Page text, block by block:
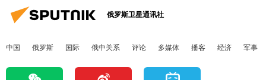
俄罗斯卫星通讯社
中国 俄罗斯 国际 俄中关系 评论 多媒体 播客 经济 军事